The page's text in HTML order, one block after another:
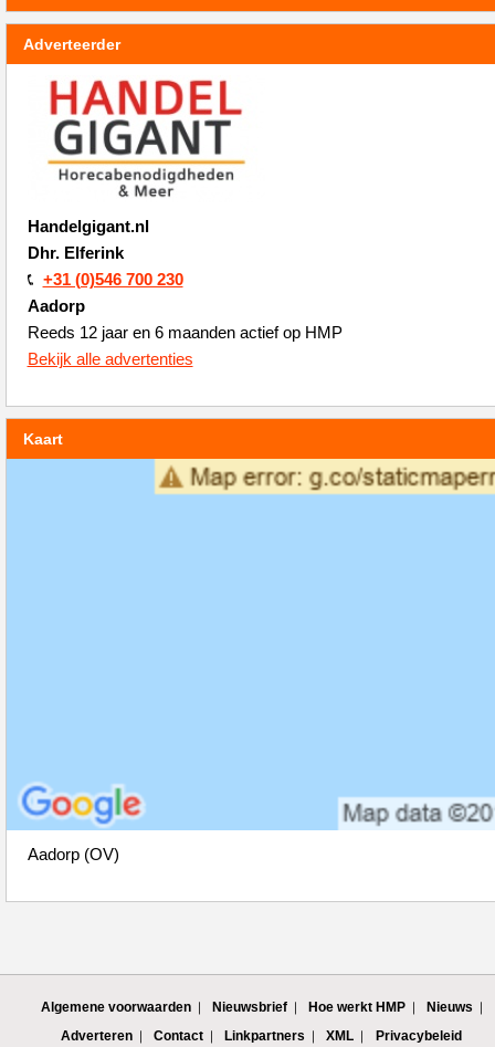
Adverteerder
Handelgigant.nl
Dhr. Elferink
+31 (0)546 700 230
Aadorp
Reeds 12 jaar en 6 maanden actief op HMP
Bekijk alle advertenties
Kaart
Aadorp (OV)
Algemene voorwaarden Nieuwsbrief Hoe werkt HMP
Nieuws
Adverteren
Contact Linkpartners XML Privacybeleid